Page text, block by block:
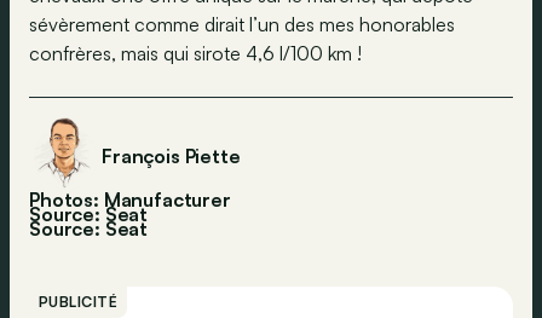
sévèrement comme dirait l’un des mes honorables
confrères, mais qui sirote 4,6 l/100 km !
François Piette
Photos: Manufacturer
Source: Seat
Source: Seat
PUBLICITÉ